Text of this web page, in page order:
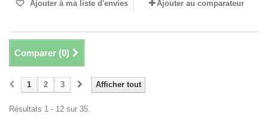
Ajouter à ma liste d'envies Ajouter au comparateur
Comparer (0)
Afficher tout
1 2 3
Résultats 1 - 12 sur 35.